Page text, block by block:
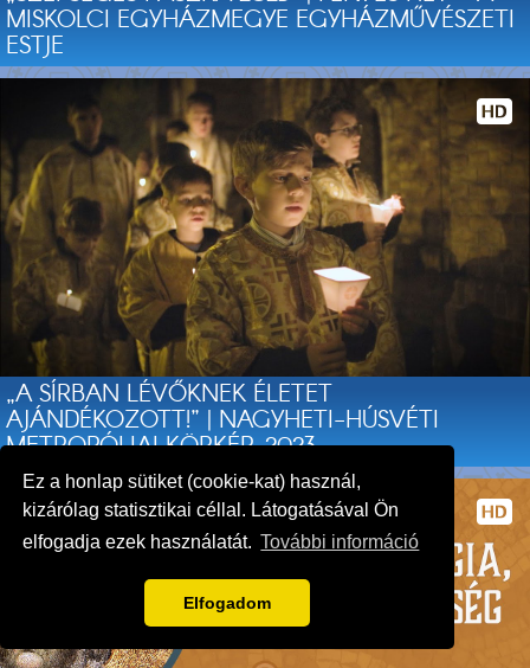
Ez a honlap sütiket (cookie-kat) használ,
kizárólag statisztikai céllal. Látogatásával Ön
elfogadja ezek használatát. További információ
Elfogadom
MISKOLCI EGYHÁZMEGYE EGYHÁZMŰVÉSZETI
ESTJE
„A SÍRBAN LÉVŐKNEK ÉLETET
AJÁNDÉKOZOTT!” | NAGYHETI-HÚSVÉTI
METROPÓLIAI KÖRKÉP, 2023